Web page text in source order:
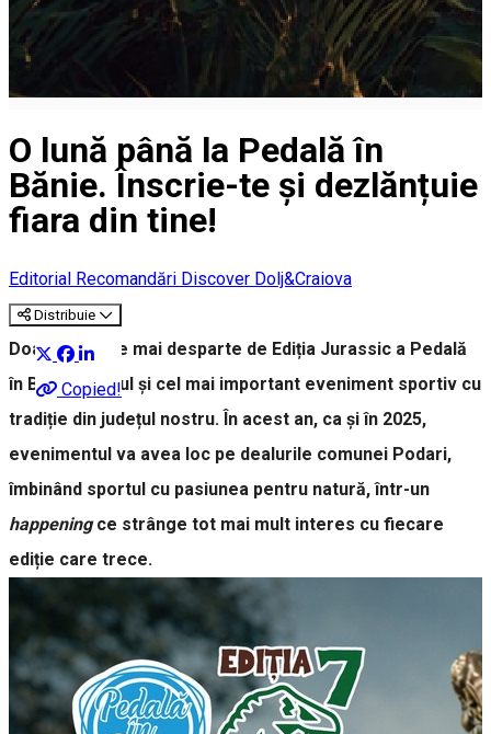
O lună până la Pedală în
Bănie. Înscrie-te și dezlănțuie
fiara din tine!
Editorial Recomandări Discover Dolj&Craiova
Distribuie
Copied!
Doar o lună ne mai desparte de Ediția Jurassic a Pedală
în Bănie, primul și cel mai important eveniment sportiv cu
tradiție din județul nostru. În acest an, ca și în 2025,
evenimentul va avea loc pe dealurile comunei Podari,
îmbinând sportul cu pasiunea pentru natură, într-un
happeningce strânge tot mai mult interes cu fiecare
ediție care trece.